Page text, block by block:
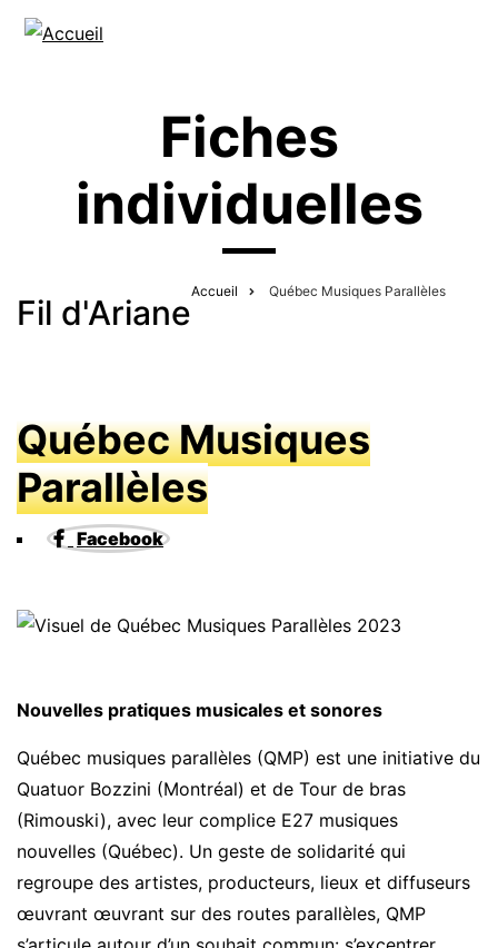
Fiches
individuelles
Fil d'Ariane
Accueil Québec Musiques Parallèles
Québec Musiques
Parallèles
Facebook
Nouvelles pratiques musicales et sonores
Québec musiques parallèles (QMP) est une initiative du
Quatuor Bozzini (Montréal) et de Tour de bras
(Rimouski), avec leur complice E27 musiques
nouvelles (Québec). Un geste de solidarité qui
regroupe des artistes, producteurs, lieux et diffuseurs
œuvrant œuvrant sur des routes parallèles, QMP